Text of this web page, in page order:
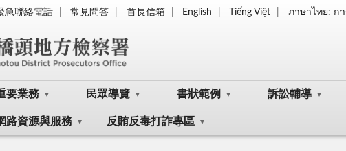
急聯絡電話 常見問答 首長信箱 English Tiếng Việt ภาษาไทย: ก
要業務 民眾導覽 書狀範例 訴訟輔導
路資源與服務 反賄反毒打詐專區